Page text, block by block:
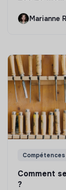
Marianne
Comment
?